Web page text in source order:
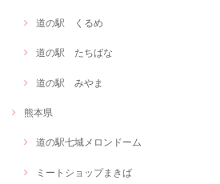
道の駅 くるめ
道の駅 たちばな
道の駅 みやま
熊本県
道の駅七城メロンドーム
ミートショップまきば